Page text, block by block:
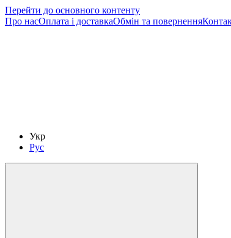
Перейти до основного контенту
Про насОплата і доставкаОбмін та повернення
Укр
Рус